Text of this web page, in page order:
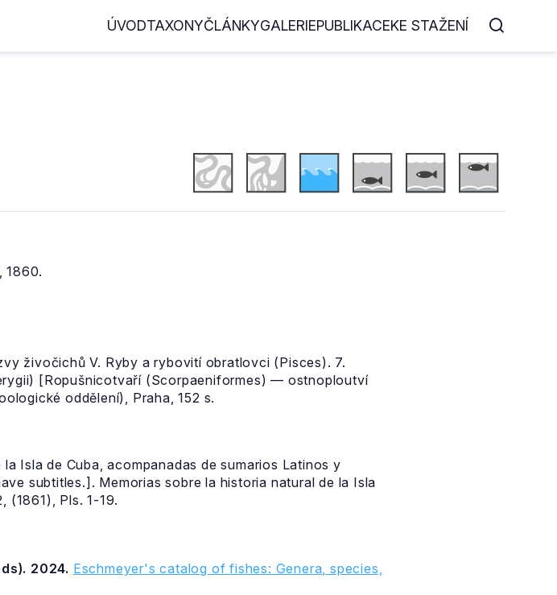
ÚVODTAXONYČLÁNKYGALERIEPUBLIKACEKE STAŽENÍ
1860.
živočichů V. Ryby a rybovití obratlovci (Pisces). 7.
[Ropušnicotvaří (Scorpaeniformes) — ostnoploutví
oddělení), Praha, 152 s.
Isla de Cuba, acompanadas de sumarios Latinos y
subtitles.]. Memorias sobre la historia natural de la Isla
Pls. 1-19.
2024. Eschmeyer's catalog of fishes: Genera, species,